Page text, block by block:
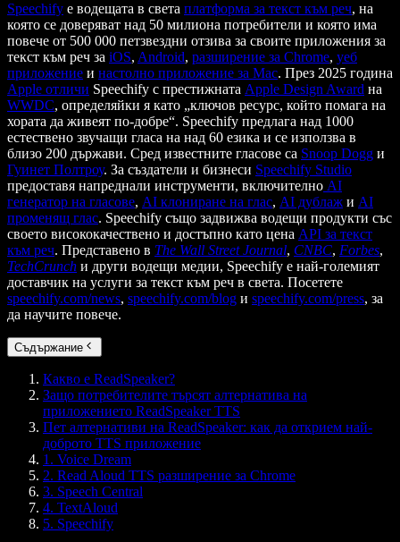
Speechify е водещата в света платформа за текст към реч, на
която се доверяват над 50 милиона потребители и която има
повече от 500 000 петзвездни отзива за своите приложения за
текст към реч за iOS, Android, разширение за Chrome, уеб
приложение и настолно приложение за Mac. През 2025 година
Apple отличи Speechify с престижната Apple Design Award на
WWDC, определяйки я като „ключов ресурс, който помага на
хората да живеят по-добре“. Speechify предлага над 1000
естествено звучащи гласа на над 60 езика и се използва в
близо 200 държави. Сред известните гласове са Snoop Dogg и
Гуинет Полтроу. За създатели и бизнеси Speechify Studio
предоставя напреднали инструменти, включително AI
генератор на гласове, AI клониране на глас, AI дублаж и AI
променящ глас. Speechify също задвижва водещи продукти със
своето висококачествено и достъпно като цена API за текст
към реч. Представено в The Wall Street Journal, CNBC, Forbes,
TechCrunch и други водещи медии, Speechify е най-големият
доставчик на услуги за текст към реч в света. Посетете
speechify.com/news, speechify.com/blog и speechify.com/press, за
да научите повече.
Съдържание
Какво е ReadSpeaker?
Защо потребителите търсят алтернатива на
приложението ReadSpeaker TTS
Пет алтернативи на ReadSpeaker: как да открием най-
доброто TTS приложение
1. Voice Dream
2. Read Aloud TTS разширение за Chrome
3. Speech Central
4. TextAloud
5. Speechify